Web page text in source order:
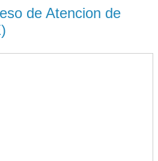
de Atencion de